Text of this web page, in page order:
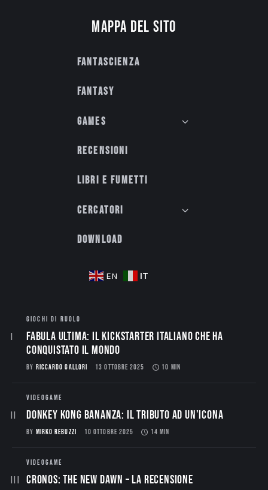
Mappa del sito
Fantascienza
Fantasy
Games
Recensioni
Libri e fumetti
Cercatori
Download
EN IT
GIOCHI DI RUOLO
Fabula Ultima: il Kickstarter italiano che ha
conquistato il mondo
BY RICCARDO GALLORI 13 OTTOBRE 2025 10 MIN
VIDEOGAME
Donkey Kong Bananza: Il Tributo ad un’Icona
BY MIRKO REBUZZI 10 OTTOBRE 2025 14 MIN
VIDEOGAME
CRONOS: THE NEW DAWN – La Recensione